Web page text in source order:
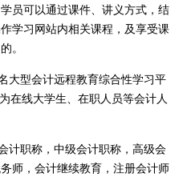
员可以通过课件、讲义方式，结
学习网站内相关课程，及享受课
。
型会计远程教育综合性学习平
在线大学生、在职人员等会计人
职称，中级会计职称，高级会
师，会计继续教育，注册会计师